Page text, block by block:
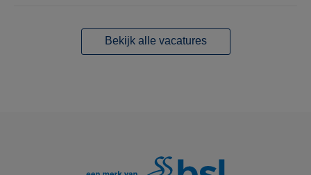
Bekijk alle vacatures